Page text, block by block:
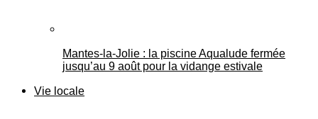
Mantes-la-Jolie : la piscine Aqualude fermée
jusqu’au 9 août pour la vidange estivale
Vie locale